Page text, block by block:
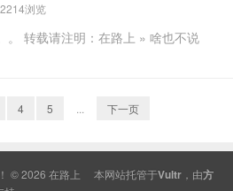
2214浏览
。 转载请注明：在路上 » 啥也不说
4 5 下一页
© 2026 在路上 本网站托管于Vultr ，由方